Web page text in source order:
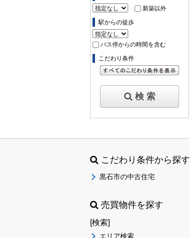
新築以外
駅からの徒歩
バス停からの時間を含む
こだわり条件
検 索
こだわり条件から探す
黒石市の中古住宅
売買物件を探す
[検索]
エリア検索